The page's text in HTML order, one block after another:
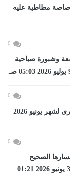
مطاطية عليه
0
رطوبة مرتفعة وشبورة صباحية
0
0
إلى مسارها الصحيح
ورسخت دعائم الاستقرار...اليوم الثلاثاء، 30 يونيو 2026 01:21